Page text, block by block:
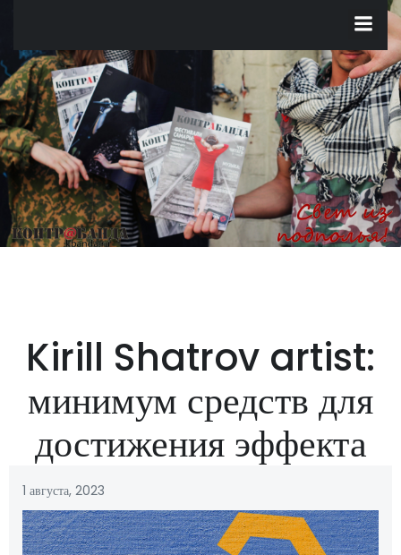
содержимому
Kirill Shatrov artist:
минимум средств для
достижения эффекта
1 августа, 2023